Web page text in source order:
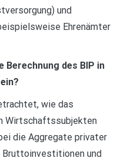
und
Ehrenämter
Berechnung des BIP in
wie das
Wirtschaftssubjekten
die Aggregate privater
Bruttoinvestitionen und